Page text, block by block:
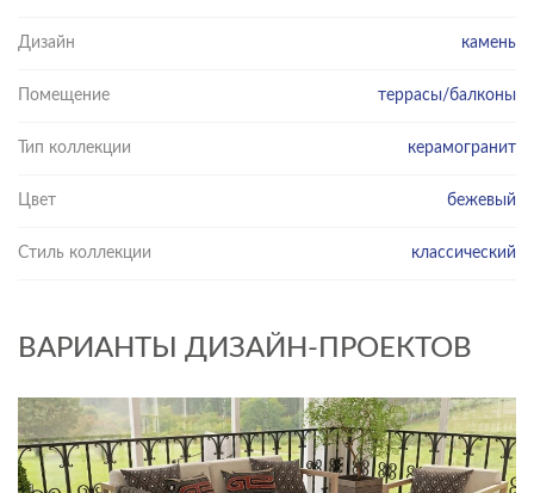
Дизайн камень
Помещение террасы/балконы
Тип коллекции керамогранит
Цвет бежевый
Стиль коллекции классический
ВАРИАНТЫ ДИЗАЙН-ПРОЕКТОВ